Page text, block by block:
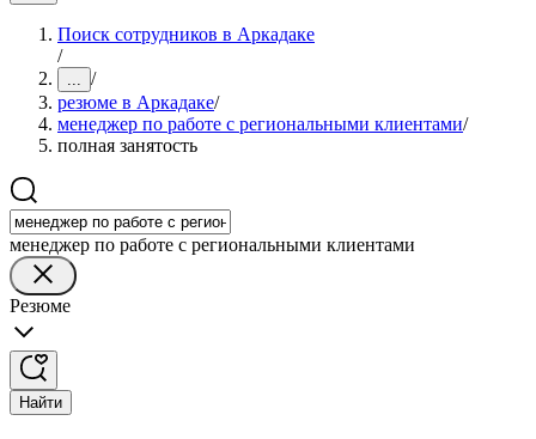
Поиск сотрудников в Аркадаке
/
... /
резюме в Аркадаке/
менеджер по работе с региональными клиентами/
полная занятость
менеджер по работе с региональными клиентами
Резюме
Найти